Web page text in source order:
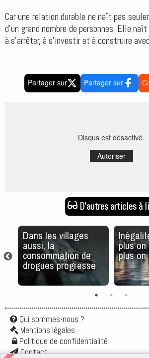
Car une relation durable ne naît pas
d’un grand nombre de personnes. Elle
à s’arrêter, à s’investir et à construire
Partager sur Partager sur
Disqus est désactivé.
Autoriser
D'autres articles à
Dans les villages
aussi, la
consommation de
drogues progresse
plus
plus
Qui sommes-nous ?
Mentions légales
Politique de confidentialité
Contact